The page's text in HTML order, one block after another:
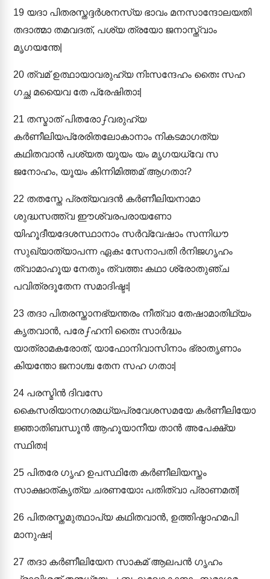
19 യദാ പിതരസ്തദ്ദർശനസ്യ ഭാവം മനസാന്ദോലയതി
തദാത്മാ തമവദത്, പശ്യ ത്രയോ ജനാസ്ത്വാം
മൃഗയന്തേ|
20 ത്വമ് ഉത്ഥായാവരുഹ്യ നിഃസന്ദേഹം തൈഃ സഹ
ഗച്ഛ മയൈവ തേ പ്രേഷിതാഃ|
21 തസ്മാത് പിതരോഽവരുഹ്യ
കർണീലിയപ്രേരിതലോകാനാം നികടമാഗത്യ
കഥിതവാൻ പശ്യത യൂയം യം മൃഗയധ്വേ സ
ജനോഹം, യൂയം കിന്നിമിത്തമ് ആഗതാഃ?
22 തതസ്തേ പ്രത്യവദൻ കർണീലിയനാമാ
ശുദ്ധസത്ത്വ ഈശ്വരപരായണോ
യിഹൂദീയദേശസ്ഥാനാം സർവ്വേഷാം സന്നിധൗ
സുഖ്യാത്യാപന്ന ഏകഃ സേനാപതി ർനിജഗൃഹം
ത്വാമാഹൂയ നേതും ത്വത്തഃ കഥാ ശ്രോതുഞ്ച
പവിത്രദൂതേന സമാദിഷ്ടഃ|
23 തദാ പിതരസ്താനഭ്യന്തരം നീത്വാ തേഷാമാതിഥ്യം
കൃതവാൻ, പരേഽഹനി തൈഃ സാർദ്ധം
യാത്രാമകരോത്, യാഫോനിവാസിനാം ഭ്രാതൃണാം
കിയന്തോ ജനാശ്ച തേന സഹ ഗതാഃ|
24 പരസ്മിൻ ദിവസേ
കൈസരിയാനഗരമധ്യപ്രവേശസമയേ കർണീലിയോ
ജ്ഞാതിബന്ധൂൻ ആഹൂയാനീയ താൻ അപേക്ഷ്യ
സ്ഥിതഃ|
25 പിതരേ ഗൃഹ ഉപസ്ഥിതേ കർണീലിയസ്തം
സാക്ഷാത്കൃത്യ ചരണയോഃ പതിത്വാ പ്രാണമത്|
26 പിതരസ്തമുത്ഥാപ്യ കഥിതവാൻ, ഉത്തിഷ്ഠാഹമപി
മാനുഷഃ|
27 തദാ കർണീലിയേന സാകമ് ആലപൻ ഗൃഹം